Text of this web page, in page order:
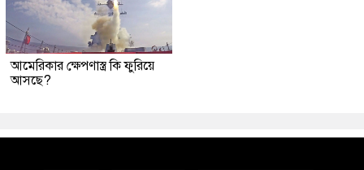
আমেরিকার ক্ষেপণাস্ত্র কি ফুরিয়ে
আসছে?